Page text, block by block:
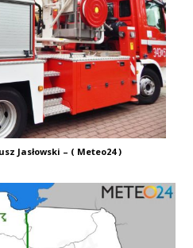
Jasłowski – ( Meteo24 )